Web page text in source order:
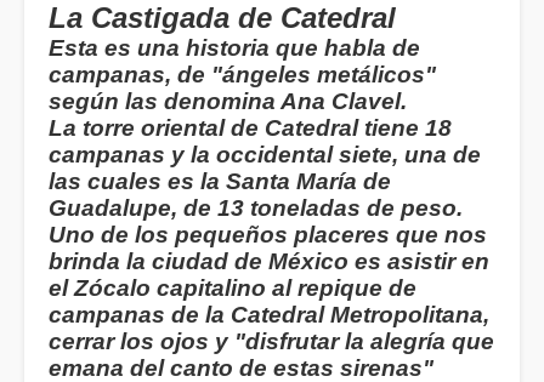
La Castigada de Catedral
Esta es una historia que habla de
campanas, de "ángeles metálicos"
según las denomina Ana Clavel.
La torre oriental de Catedral tiene 18
campanas y la occidental siete, una de
las cuales es la Santa María de
Guadalupe, de 13 toneladas de peso.
Uno de los pequeños placeres que nos
brinda la ciudad de México es asistir en
el Zócalo capitalino al repique de
campanas de la Catedral Metropolitana,
cerrar los ojos y "disfrutar la alegría que
emana del canto de estas sirenas"